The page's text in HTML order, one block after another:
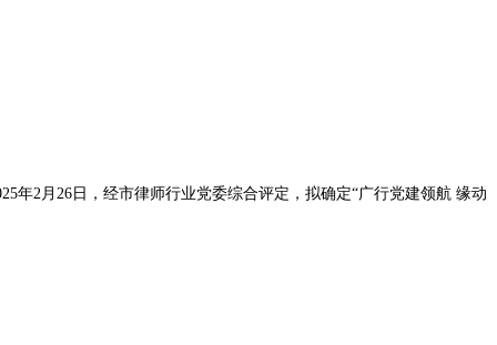
年2月26日，经市律师行业党委综合评定，拟确定“广行党建领航 缘动